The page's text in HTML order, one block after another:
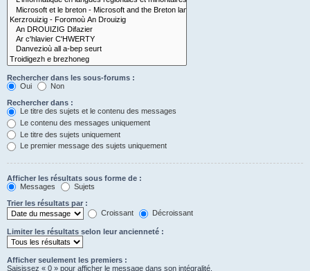
Rechercher dans les sous-forums :
Oui
Non
Rechercher dans :
Le titre des sujets et le contenu des messages
Le contenu des messages uniquement
Le titre des sujets uniquement
Le premier message des sujets uniquement
Afficher les résultats sous forme de :
Messages
Sujets
Trier les résultats par :
Croissant
Décroissant
Limiter les résultats selon leur ancienneté :
Afficher seulement les premiers :
Saisissez « 0 » pour afficher le message dans son intégralité.